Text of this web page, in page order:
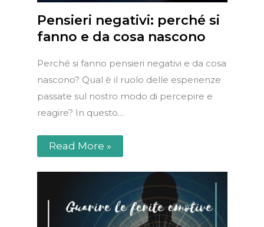
Pensieri negativi: perché si
fanno e da cosa nascono
Perché si fanno pensieri negativi e da cosa
nascono? Qual è il ruolo delle esperienze
passate sul nostro modo di percepire e
reagire? In questo…
Read More »